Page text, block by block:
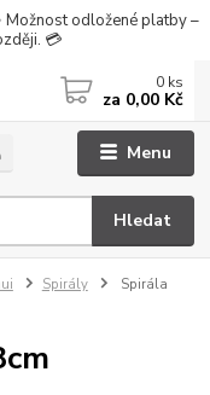
Možnost odložené platby –
💳
Menu
Hledat
0 ks
za 0,00 Kč
Spirály
Spirála